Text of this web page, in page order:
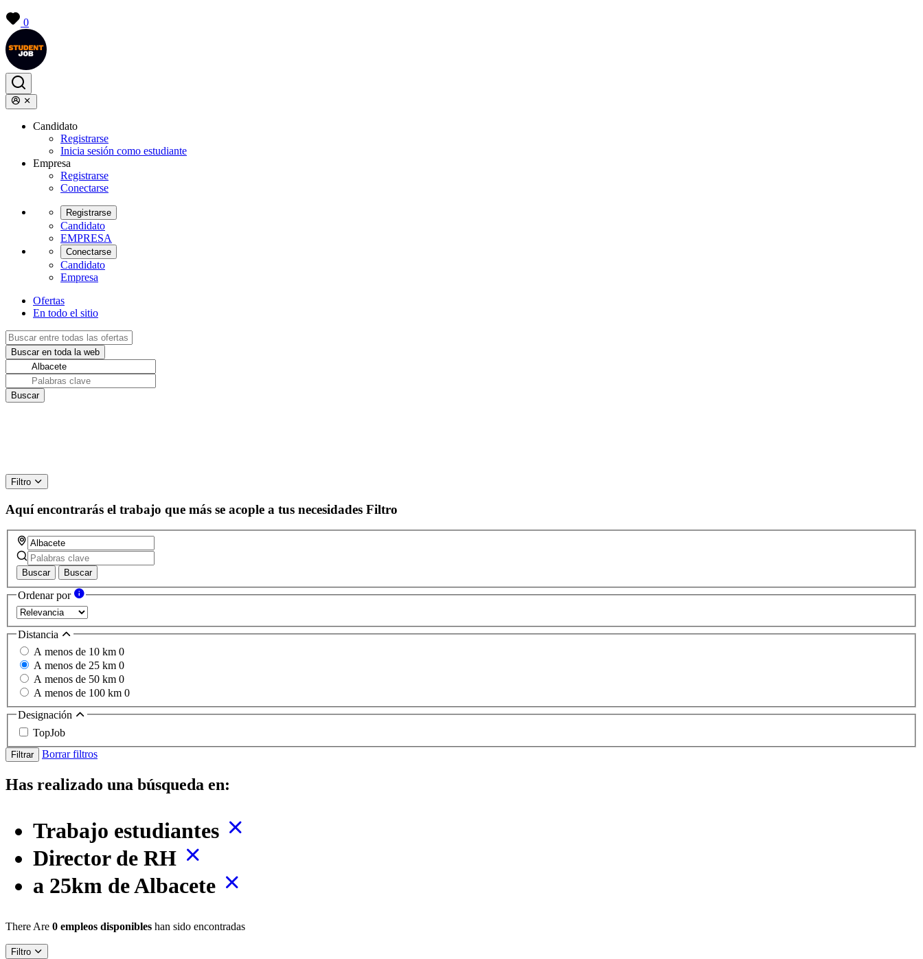
0
Candidato
Registrarse
Inicia sesión como estudiante
Empresa
Registrarse
Conectarse
Registrarse
Candidato
EMPRESA
Conectarse
Candidato
Empresa
Ofertas
En todo el sitio
Filtro
Aquí encontrarás el trabajo que más se acople a tus necesidades Filtro
Buscar Buscar
Ordenar por
Distancia
A menos de 10 km 0
A menos de 25 km 0
A menos de 50 km 0
A menos de 100 km 0
Designación
TopJob
Filtrar Borrar filtros
Has realizado una búsqueda en:
Trabajo estudiantes
Director de RH
a 25km de Albacete
There Are 0 empleos disponibles han sido encontradas
Filtro